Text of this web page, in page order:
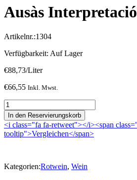
Ausàs
Artikelnr.:1304
Verfügbarkeit: Auf Lager
€88,73/Liter
€66,55 Inkl. Mwst.
Ausàs
Interpretación
2022
Menge
In den Reservierungskorb
<i class="fa fa-retweet"></i><span
tooltip">Vergleichen</span>
Kategorien:Rotwein, Wein